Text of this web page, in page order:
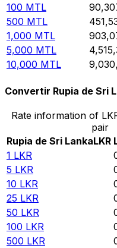
100 MTL
500 MTL
1,000 MTL
5,000 MTL
10,000 MTL
Convertir Rupia de Sri
Rate information of
pair
Rupia de Sri LankaLKR
1 LKR
5 LKR
10 LKR
25 LKR
50 LKR
100 LKR
500 LKR